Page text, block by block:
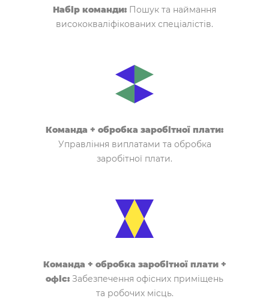
Набір команди: Пошук та наймання
висококваліфікованих спеціалістів.
Команда + обробка заробітної плати:
Управління виплатами та обробка
заробітної плати.
Команда + обробка заробітної плати +
офіс: Забезпечення офісних приміщень
та робочих місць.